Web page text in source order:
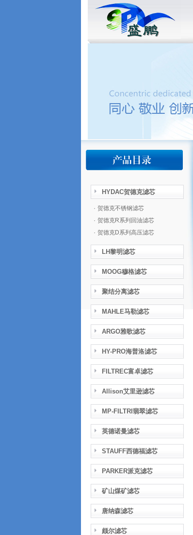
HYDAC贺德克滤芯
· 贺德克不锈钢滤芯
· 贺德克R系列回油滤芯
· 贺德克D系列高压滤芯
LH黎明滤芯
MOOG穆格滤芯
聚结分离滤芯
MAHLE马勒滤芯
ARGO雅歌滤芯
HY-PRO海普洛滤芯
FILTREC富卓滤芯
Allison艾里逊滤芯
MP-FILTRI翡翠滤芯
英德诺曼滤芯
STAUFF西德福滤芯
PARKER派克滤芯
矿山煤矿滤芯
唐纳森滤芯
颇尔滤芯